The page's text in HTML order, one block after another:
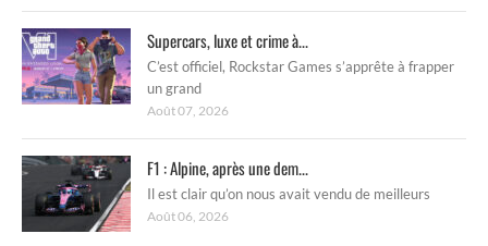
Supercars, luxe et crime à...
C’est officiel, Rockstar Games s’apprête à frapper
un grand
Août 07, 2026
F1 : Alpine, après une dem...
Il est clair qu’on nous avait vendu de meilleurs
Août 06, 2026